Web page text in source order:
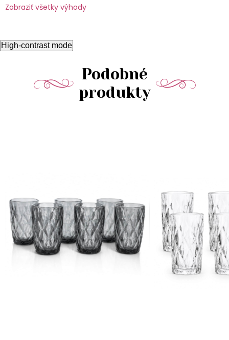
Zobraziť všetky výhody
High-contrast mode
Podobné
produkty